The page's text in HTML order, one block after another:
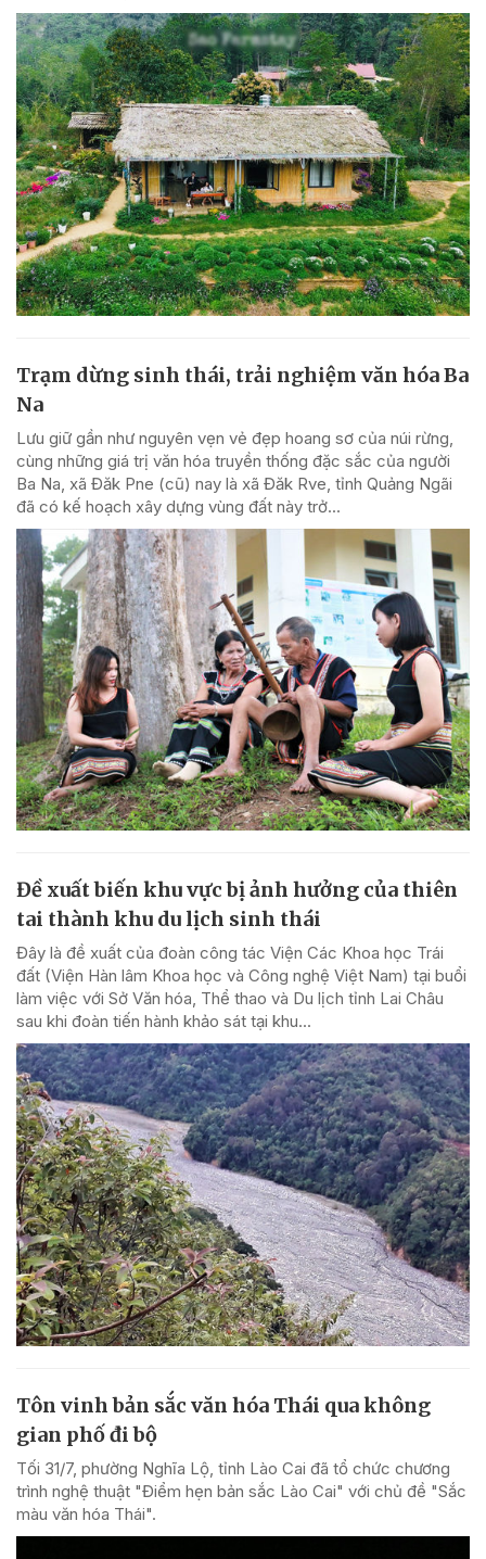
Trạm dừng sinh thái, trải nghiệm văn hóa Ba
Na
Lưu giữ gần như nguyên vẹn vẻ đẹp hoang sơ của núi rừng,
cùng những giá trị văn hóa truyền thống đặc sắc của người
Ba Na, xã Đăk Pne (cũ) nay là xã Đăk Rve, tỉnh Quảng Ngãi
đã có kế hoạch xây dựng vùng đất này trở...
Đề xuất biến khu vực bị ảnh hưởng của thiên
tai thành khu du lịch sinh thái
Đây là đề xuất của đoàn công tác Viện Các Khoa học Trái
đất (Viện Hàn lâm Khoa học và Công nghệ Việt Nam) tại buổi
làm việc với Sở Văn hóa, Thể thao và Du lịch tỉnh Lai Châu
sau khi đoàn tiến hành khảo sát tại khu...
Tôn vinh bản sắc văn hóa Thái qua không
gian phố đi bộ
Tối 31/7, phường Nghĩa Lộ, tỉnh Lào Cai đã tổ chức chương
trình nghệ thuật "Điểm hẹn bản sắc Lào Cai" với chủ đề "Sắc
màu văn hóa Thái".